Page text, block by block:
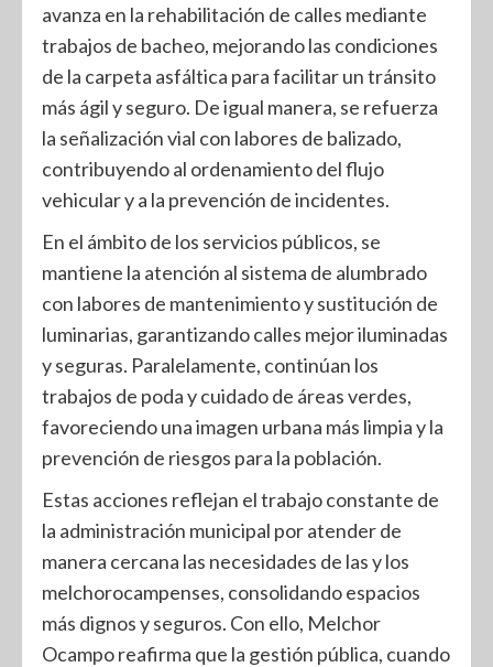
avanza en la rehabilitación de calles mediante
trabajos de bacheo, mejorando las condiciones
de la carpeta asfáltica para facilitar un tránsito
más ágil y seguro. De igual manera, se refuerza
la señalización vial con labores de balizado,
contribuyendo al ordenamiento del flujo
vehicular y a la prevención de incidentes.
En el ámbito de los servicios públicos, se
mantiene la atención al sistema de alumbrado
con labores de mantenimiento y sustitución de
luminarias, garantizando calles mejor iluminadas
y seguras. Paralelamente, continúan los
trabajos de poda y cuidado de áreas verdes,
favoreciendo una imagen urbana más limpia y la
prevención de riesgos para la población.
Estas acciones reflejan el trabajo constante de
la administración municipal por atender de
manera cercana las necesidades de las y los
melchorocampenses, consolidando espacios
más dignos y seguros. Con ello, Melchor
Ocampo reafirma que la gestión pública, cuando